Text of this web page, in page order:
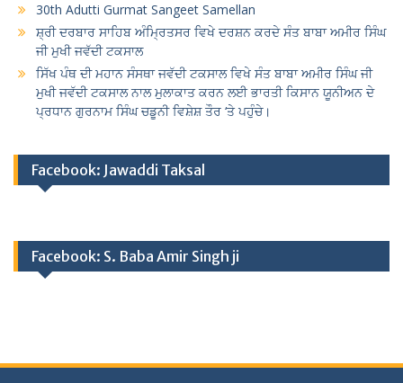
30th Adutti Gurmat Sangeet Samellan
ਸ਼੍ਰੀ ਦਰਬਾਰ ਸਾਹਿਬ ਅੰਮ੍ਰਿਤਸਰ ਵਿਖੇ ਦਰਸ਼ਨ ਕਰਦੇ ਸੰਤ ਬਾਬਾ ਅਮੀਰ ਸਿੰਘ
ਜੀ ਮੁਖੀ ਜਵੱਦੀ ਟਕਸਾਲ
ਸਿੱਖ ਪੰਥ ਦੀ ਮਹਾਨ ਸੰਸਥਾ ਜਵੱਦੀ ਟਕਸਾਲ ਵਿਖੇ ਸੰਤ ਬਾਬਾ ਅਮੀਰ ਸਿੰਘ ਜੀ
ਮੁਖੀ ਜਵੱਦੀ ਟਕਸਾਲ ਨਾਲ ਮੁਲਾਕਾਤ ਕਰਨ ਲਈ ਭਾਰਤੀ ਕਿਸਾਨ ਯੂਨੀਅਨ ਦੇ
ਪ੍ਰਧਾਨ ਗੁਰਨਾਮ ਸਿੰਘ ਚਡੂਨੀ ਵਿਸ਼ੇਸ਼ ਤੌਰ ‘ਤੇ ਪਹੁੰਚੇ।
Facebook: Jawaddi Taksal
Facebook: S. Baba Amir Singh ji